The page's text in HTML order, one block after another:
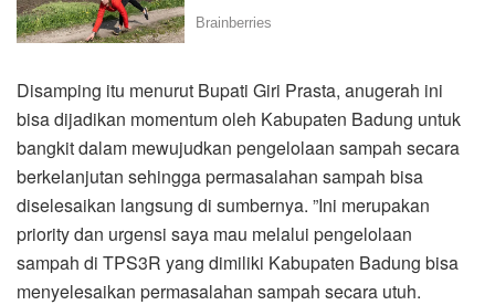
Disamping itu menurut Bupati Giri Prasta, anugerah ini
bisa dijadikan momentum oleh Kabupaten Badung untuk
bangkit dalam mewujudkan pengelolaan sampah secara
berkelanjutan sehingga permasalahan sampah bisa
diselesaikan langsung di sumbernya. ”Ini merupakan
priority dan urgensi saya mau melalui pengelolaan
sampah di TPS3R yang dimiliki Kabupaten Badung bisa
menyelesaikan permasalahan sampah secara utuh.